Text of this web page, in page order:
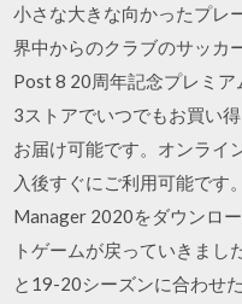
小さな大きな向かったプレ
界中からのクラブのサッカ
Post 8 20周年記念プレミ
3ストアでいつでもお買い
お届け可能です。オンライ
入後すぐにご利用可能です
Manager 2020をダウンロ
トゲームが戻っていきま
と19-20シーズンに合わせ